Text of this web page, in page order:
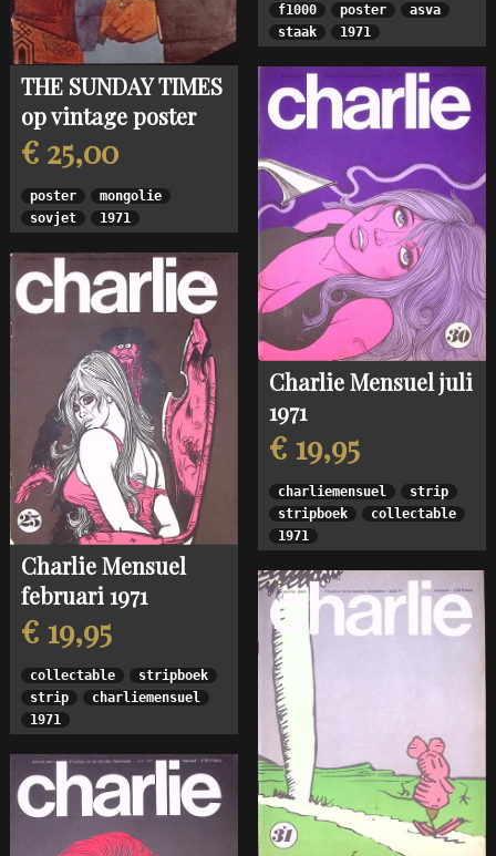
THE SUNDAY TIMES
op vintage poster
€ 25,00
poster
mongolie
sovjet
1971
f1000 poster
asva
staak
1971
Charlie Mensuel juli
1971
€ 19,95
charliemensuel
strip
stripboek
collectable
1971
Charlie Mensuel
februari 1971
€ 19,95
collectable
stripboek
strip
charliemensuel
1971